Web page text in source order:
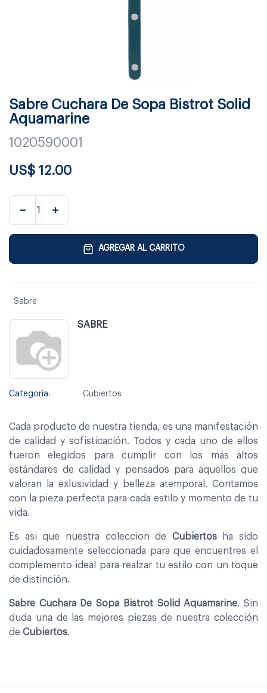
Sabre Cuchara De Sopa Bistrot Solid
Aquamarine
1020590001
US$ 12.00
AGREGAR AL CARRITO
Sabre
SABRE
Categoría: Cubiertos
Cada producto de nuestra tienda, es una manifestación
de calidad y sofisticación. Todos y cada uno de ellos
fueron elegidos para cumplir con los más altos
estándares de calidad y pensados para aquellos que
valoran la exlusividad y belleza atemporal. Contamos
con la pieza perfecta para cada estilo y momento de tu
vida.
Es asi que nuestra coleccion de Cubiertosha sido
cuidadosamente seleccionada para que encuentres el
complemento ideal para realzar tu estilo con un toque
de distinción.
Sabre Cuchara De Sopa Bistrot Solid Aquamarine. Sin
duda una de las mejores piezas de nuestra colección
de Cubiertos.